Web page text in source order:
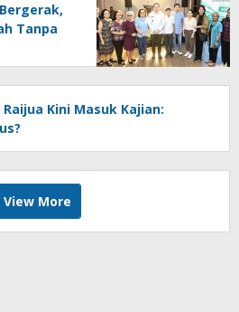
Tanpa
Kini Masuk Kajian:
View More